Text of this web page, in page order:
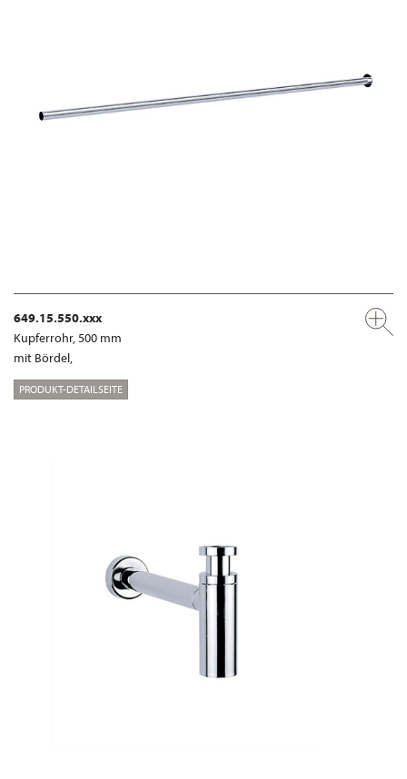
649.15.550.xxx
Kupferrohr, 500 mm
mit Bördel,
PRODUKT-DETAILSEITE